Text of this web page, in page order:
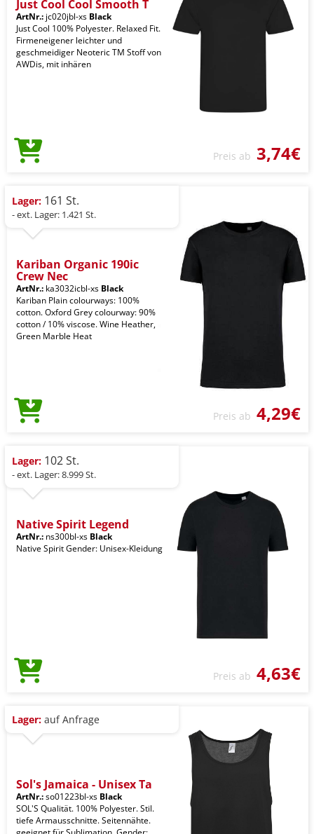
Just Cool Cool Smooth T
ArtNr.: jc020jbl-xs Black
Just Cool 100% Polyester. Relaxed Fit.
Firmeneigener leichter und
geschmeidiger Neoteric TM Stoff von
AWDis, mit inhären
Preis ab 3,74€
Lager: 161 St.
- ext. Lager: 1.421 St.
Kariban Organic 190ic
Crew Nec
ArtNr.: ka3032icbl-xs Black
Kariban Plain colourways: 100%
cotton. Oxford Grey colourway: 90%
cotton / 10% viscose. Wine Heather,
Green Marble Heat
Preis ab 4,29€
Lager: 102 St.
- ext. Lager: 8.999 St.
Native Spirit Legend
ArtNr.: ns300bl-xs Black
Native Spirit Gender: Unisex-Kleidung
Preis ab 4,63€
Lager: auf Anfrage
Sol's Jamaica - Unisex Ta
ArtNr.:so01223bl-xs Black
SOL'S Qualität. 100% Polyester. Stil.
tiefe Armausschnitte. Seitennähte.